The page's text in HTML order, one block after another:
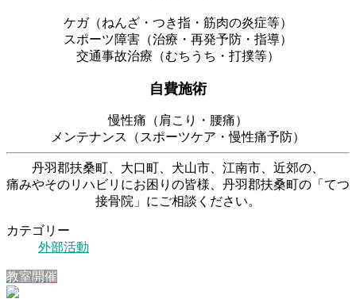
ケガ（ねんざ・つき指・筋肉の炎症等）
スポーツ障害（治療・再発予防・指導）
交通事故治療（むちうち・打撲等）
自費施術
慢性痛（肩こり・腰痛）
メンテナンス（スポーツケア・慢性痛予防）
丹羽郡扶桑町、大口町、犬山市、江南市、近郊の、
痛みやそのリハビリにお困りの皆様、丹羽郡扶桑町の「てつ
接骨院」にご相談ください。
カテゴリー
外部活動
教室開催